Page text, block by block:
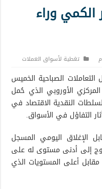
الكمي وراء
تغطية لأسواق العملات
الصباحية الخميس
الأوروبي الذي حُمل
النقدية الاقتصاد في
التفاؤل في الأسواق.
اليورو/ دولار إلى 1.1963 مقابل الإغلاق اليومي المسجل
1.1928. وهبط الزوج إلى أدنى مستوى له على
مدار يوم التداول الخميس عند 1.1915 مقابل أعلى المستويات الذي